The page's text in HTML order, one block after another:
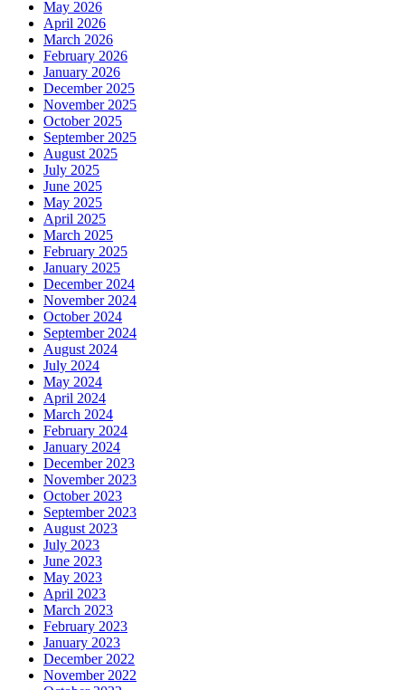
May 2026
April 2026
March 2026
February 2026
January 2026
December 2025
November 2025
October 2025
September 2025
August 2025
July 2025
June 2025
May 2025
April 2025
March 2025
February 2025
January 2025
December 2024
November 2024
October 2024
September 2024
August 2024
July 2024
May 2024
April 2024
March 2024
February 2024
January 2024
December 2023
November 2023
October 2023
September 2023
August 2023
July 2023
June 2023
May 2023
April 2023
March 2023
February 2023
January 2023
December 2022
November 2022